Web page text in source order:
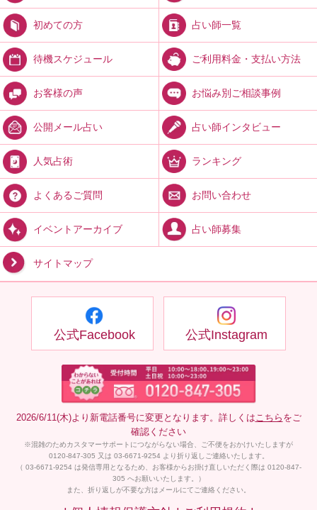
初めての方 占い師一覧
待機スケジュール ご利用料金・支払い方法
お客様の声 お悩み別ご相談事例
公開メール占い 占い師インタビュー
人気占術 ランキング
よくあるご質問 お問い合わせ
イベントアーカイブ 占い師募集
サイトマップ
公式Facebook 公式Instagram
2026/6/11(木)より新電話番号に変更となります。詳しくは こちら をご
確認ください
※混雑のためカスタマーサポートにつながらない場合、ご不便をおかけいたしますが
0120-847-305 又は 03-6671-9254 より折り返しご連絡いたします。
（ 03-6671-9254 は発信専用となるため、お客様からお掛け直しいただく際は 0120-847-
305 へお願いいたします。）
また、折り返しが不要な方はメールにてご連絡ください。